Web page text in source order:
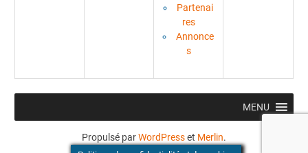
Partenai
res
Annonce
s
MENU
Propulsé parWordPresset Merlin.